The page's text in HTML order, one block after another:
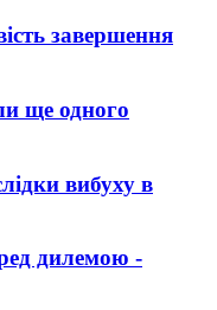
завершення
ще одного
вибуху в
дилемою -